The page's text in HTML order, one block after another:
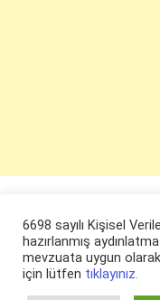
6698 sayılı Kişisel
hazırlanmış
mevzuata uygun
için lütfen tıklayınız.